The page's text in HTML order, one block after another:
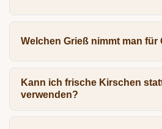
Welchen Grieß nimmt man für
Kann ich frische Kirschen
verwenden?